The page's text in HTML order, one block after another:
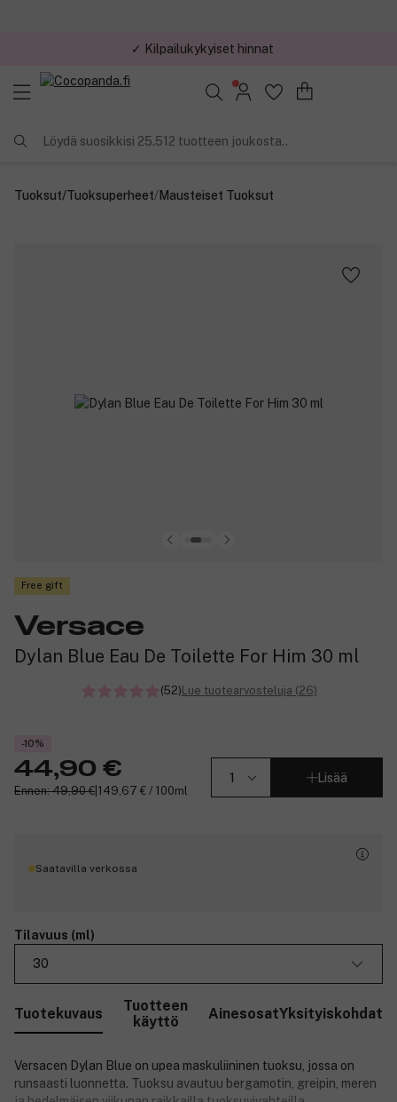
✓ Kilpailukykyiset hinnat
Löydä suosikkisi 25.512 tuotteen joukosta..
Tuoksut/Tuoksuperheet/Mausteiset Tuoksut
Free gift
Versace
Dylan Blue Eau De Toilette For Him 30 ml
(52)Lue tuotearvosteluja (26)
-10%
44,90 €
Ennen: 49,90 € 149,67 € / 100ml
Lisää
Saatavilla verkossa
Tilavuus (ml)
30
Tuotekuvaus
Tuotteen
käyttö
AinesosatYksityiskohdat
Versacen Dylan Blue on upea maskuliininen tuoksu, jossa on
runsaasti luonnetta. Tuoksu avautuu bergamotin, greipin, meren